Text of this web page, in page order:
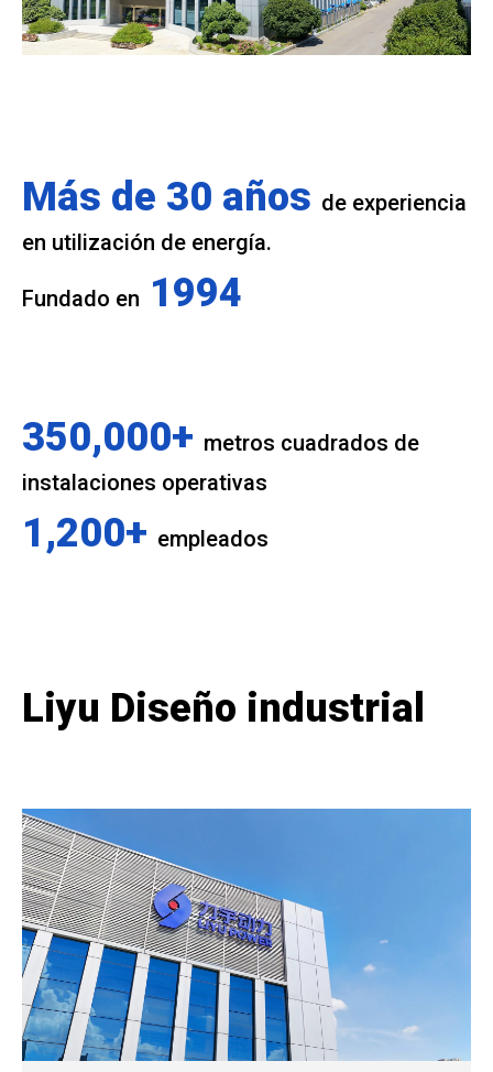
Más de 30 años de experiencia
en utilización de energía.
Fundado en 1994
350,000+ metros cuadrados de
instalaciones operativas
1,200+ empleados
Liyu Diseño industrial